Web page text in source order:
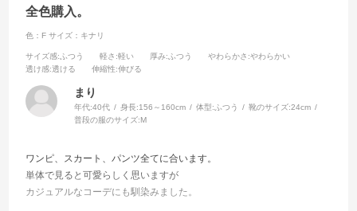
全色購入。
色：F サイズ：キナリ
サイズ感:ふつう 軽さ :軽い 厚み:ふつう やわらかさ :やわらかい
透け感:透ける 伸縮性:伸びる
まり
年代:40代 身長:156～160cm 体型: ふつう 靴のサイズ:24cm
普段の服のサイズ:M
ワンピ、スカート、パンツ全てに合います。
単体で見ると可愛らしく思いますが
カジュアルなコーデにも馴染みました。